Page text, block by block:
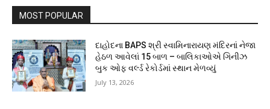
MOST POPULAR
દાહોદના BAPS શ્રી સ્વામિનારાયણ મંદિરનાં નેજા
હેઠળ આવેલાં 15 બાળ – બાલિકાઓએ ગિનીઝ
બુક ઓફ વર્લ્ડ રેકોર્ડમાં સ્થાન મેળવ્યું
July 13, 2026